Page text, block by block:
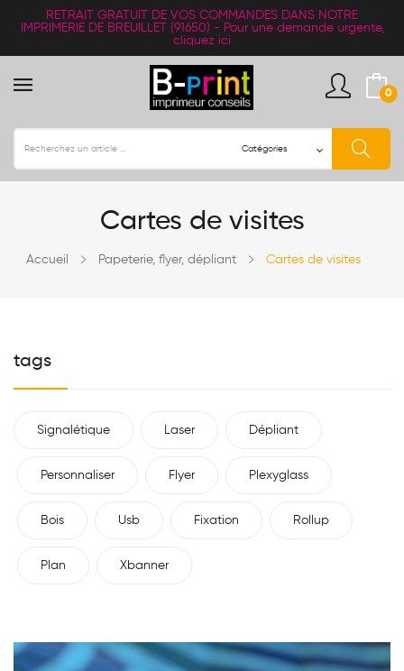
RETRAIT GRATUIT
DE VOS COMMANDES DANS NOTRE
IMPRIMERIE DE BREUILLET (91650) - Pour une demande urgente,
cliquez ici
0
Cartes de visites
Accueil Papeterie, flyer, dépliant Cartes de visites
tags
Signalétique Laser Dépliant
Personnaliser Flyer Plexyglass
Bois Usb Fixation Rollup
Plan Xbanner